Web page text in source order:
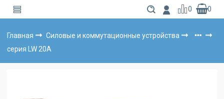
0 0
Главная
Силовые и коммутационные устройства
серия LW 20А